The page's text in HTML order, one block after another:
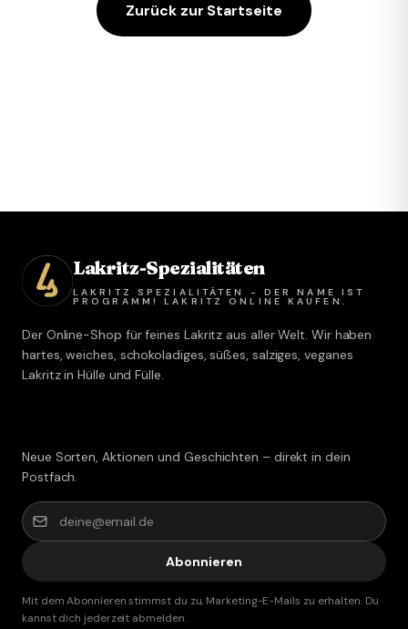
Zurück zur Startseite
Lakritz-Spezialitäten
LAKRITZ SPEZIALITÄTEN - DER NAME IST
PROGRAMM! LAKRITZ ONLINE KAUFEN.
Der Online-Shop für feines Lakritz aus aller Welt. Wir haben
hartes, weiches, schokoladiges, süßes, salziges, veganes
Lakritz in Hülle und Fülle.
Neue Sorten, Aktionen und Geschichten – direkt in dein
Postfach.
Abonnieren
Mit dem Abonnieren stimmst du zu, Marketing-E-Mails zu erhalten. Du
kannst dich jederzeit abmelden.